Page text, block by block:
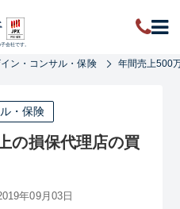
会社です。
ン・コンサル・保険 年間売上500
・保険
の損保代理店の買
年09月03日